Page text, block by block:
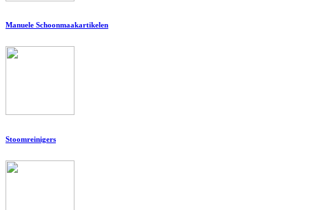
Manuele Schoonmaakartikelen
Stoomreinigers